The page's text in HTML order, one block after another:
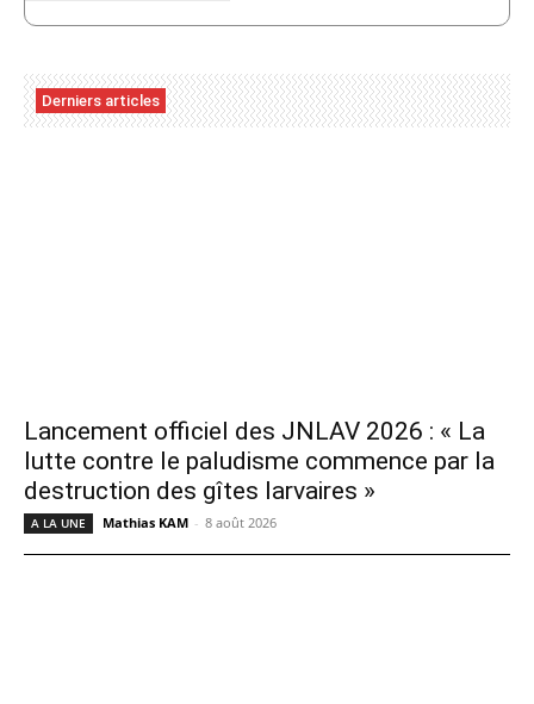
Derniers articles
Lancement officiel des JNLAV 2026 : « La
lutte contre le paludisme commence par la
destruction des gîtes larvaires »
A LA UNE Mathias KAM - 8 août 2026